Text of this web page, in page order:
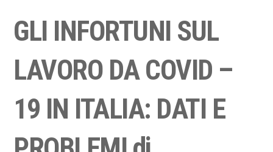
GLI INFORTUNI SUL
LAVORO DA COVID –
19 IN ITALIA: DATI E